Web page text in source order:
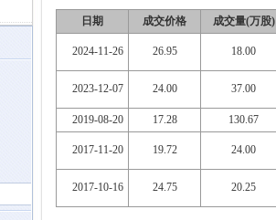
日期 成交价格 成交量(万股)
2024-11-26 26.95 18.00
2023-12-07 24.00 37.00
2019-08-20
17.28 130.67
2017-11-20 19.72 24.00
2017-10-16 24.75 20.25